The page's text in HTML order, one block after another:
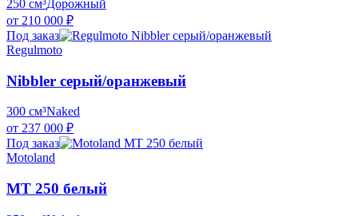
250 см³Дорожный
от 210 000 ₽
Под заказ
Regulmoto
Nibbler серый/оранжевый
300 см³Naked
от 237 000 ₽
Под заказ
Motoland
MT 250 белый